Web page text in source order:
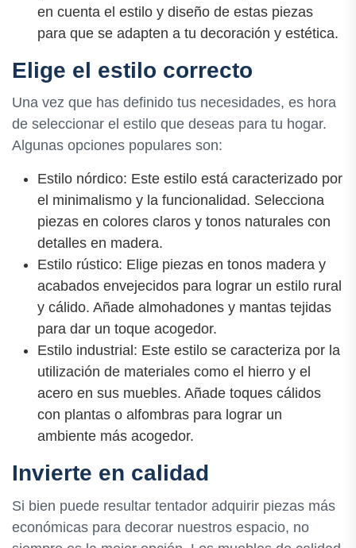
en cuenta el estilo y diseño de estas piezas
para que se adapten a tu decoración y estética.
Elige el estilo correcto
Una vez que has definido tus necesidades, es hora
de seleccionar el estilo que deseas para tu hogar.
Algunas opciones populares son:
Estilo nórdico: Este estilo está caracterizado por
el minimalismo y la funcionalidad. Selecciona
piezas en colores claros y tonos naturales con
detalles en madera.
Estilo rústico: Elige piezas en tonos madera y
acabados envejecidos para lograr un estilo rural
y cálido. Añade almohadones y mantas tejidas
para dar un toque acogedor.
Estilo industrial: Este estilo se caracteriza por la
utilización de materiales como el hierro y el
acero en sus muebles. Añade toques cálidos
con plantas o alfombras para lograr un
ambiente más acogedor.
Invierte en calidad
Si bien puede resultar tentador adquirir piezas más
económicas para decorar nuestros espacio, no